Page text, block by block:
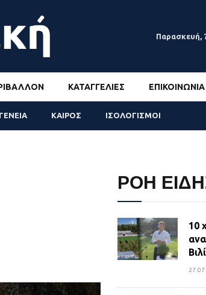
Παρασκευή,
ΚΑΤΑΓΓΕΛΊΕΣ ΕΠΙΚΟΙΝΩΝΊΑ
ΚΑΙΡΟΣ ΙΣΟΛΟΓΙΣΜΟΙ
ΡΟΗ
10